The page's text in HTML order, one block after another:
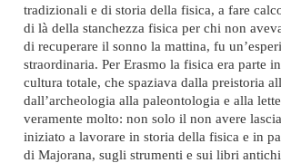
tradizionali e di storia della fisica, a fare
di là della stanchezza fisica per chi non
di recuperare il sonno la mattina, fu
straordinaria. Per Erasmo la fisica era parte
cultura totale, che spaziava dalla preistoria
dall’archeologia alla paleontologia e alla
veramente molto: non solo il non avere
iniziato a lavorare in storia della fisica e in
di Majorana, sugli strumenti e sui libri